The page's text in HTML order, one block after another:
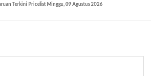
Terkini Pricelist Minggu, 09 Agustus 2026